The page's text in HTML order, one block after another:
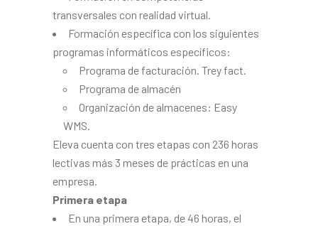
transversales con realidad virtual.
Formación específica con los siguientes
programas informáticos específicos:
Programa de facturación. Trey fact.
Programa de almacén
Organización de almacenes: Easy
WMS.
Eleva cuenta con tres etapas con 236 horas
lectivas más 3 meses de prácticas en una
empresa.
Primera etapa
En una primera etapa, de 46 horas, el